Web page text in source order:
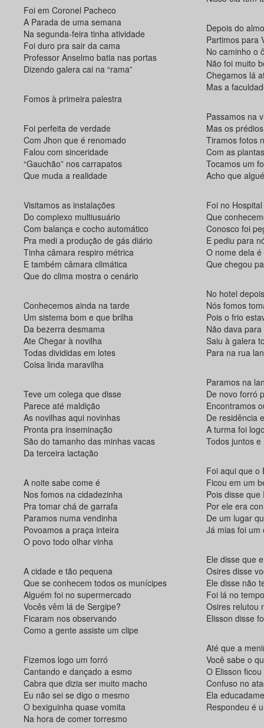
Foi em Coronel Pacheco
A Parada de uma semana
Na segunda-feira tinha atividade
Foi duro pra sair da cama
Professor Anselmo batia nas portas
Dizendo galera cai na “rama”
Fomos à primeira palestra
Foi perfeita de verdade
Com Jhon que é renomado
Falou com sinceridade
“Gauchão” nos carrapatos
Que muda a realidade
Visitamos as instalações
Do complexo multiusuário
Com balança e cocho automático
Pra medi a produção de gás diário
Tinha câmara respiro métrica
E também câmara climática
Que do clima mostra o cenário
Conhecemos ainda na tarde
Um sistema bom e que brilha
Da bezerra desmama
Ate Chegar à novilha
Todas divididas em lotes
Coisa linda maravilha
Teve um colega que disse
Parece até maldição
As novilhas aqui novinhas
Pronta pra inseminação
São do tamanho das minhas vacas
Da terceira lactação
A noite sabe come é
Nos fomos na cidadezinha
Pra tomar chá de garrafa
Paramos numa vendinha
Povoamos a praça inteira
O povo todo olhar vinha
A cidade e tão pequena
Que se conhecem todos os munícipes
Alguém foi no supermercado
Vocês vêm lá de Sergipe?
Ficaram nos observando
Como a gente assiste um clipe
Fizemos logo um forró
Cantando e dançado a esmo
Cabra que dizia ser muito macho
Eu não sei se digo o mesmo
O bexiguinha quase vomita
Na hora de comer torresmo
Depois do
Partimos para
No caminho o
Não foi muito
Chegamos lá
Mas a
Passamos na
Mas os
Tiramos fotos
Com as
Tocamos um
Acho que
Foi no
Que
Conosco foi
E pediu para
O nome dela é
Que chegou
No hotel
Nós fomos
Pois o frio
Não dava
Saiu à galera
Para na rua
Paramos na
De novo forró
Encontramos
De residência
A turma foi
Todos juntos
Foi aqui que o
Ficou em um
Pois disse
Por ele era
De um lugar
Já mias foi um
Ele disse que
Osires disse
Ele disse não
Foi lá no
Osires relutou
Elisson disse
Até que a
Você sabe o
O Elisson
Confuso no
Ela
Respondeu é